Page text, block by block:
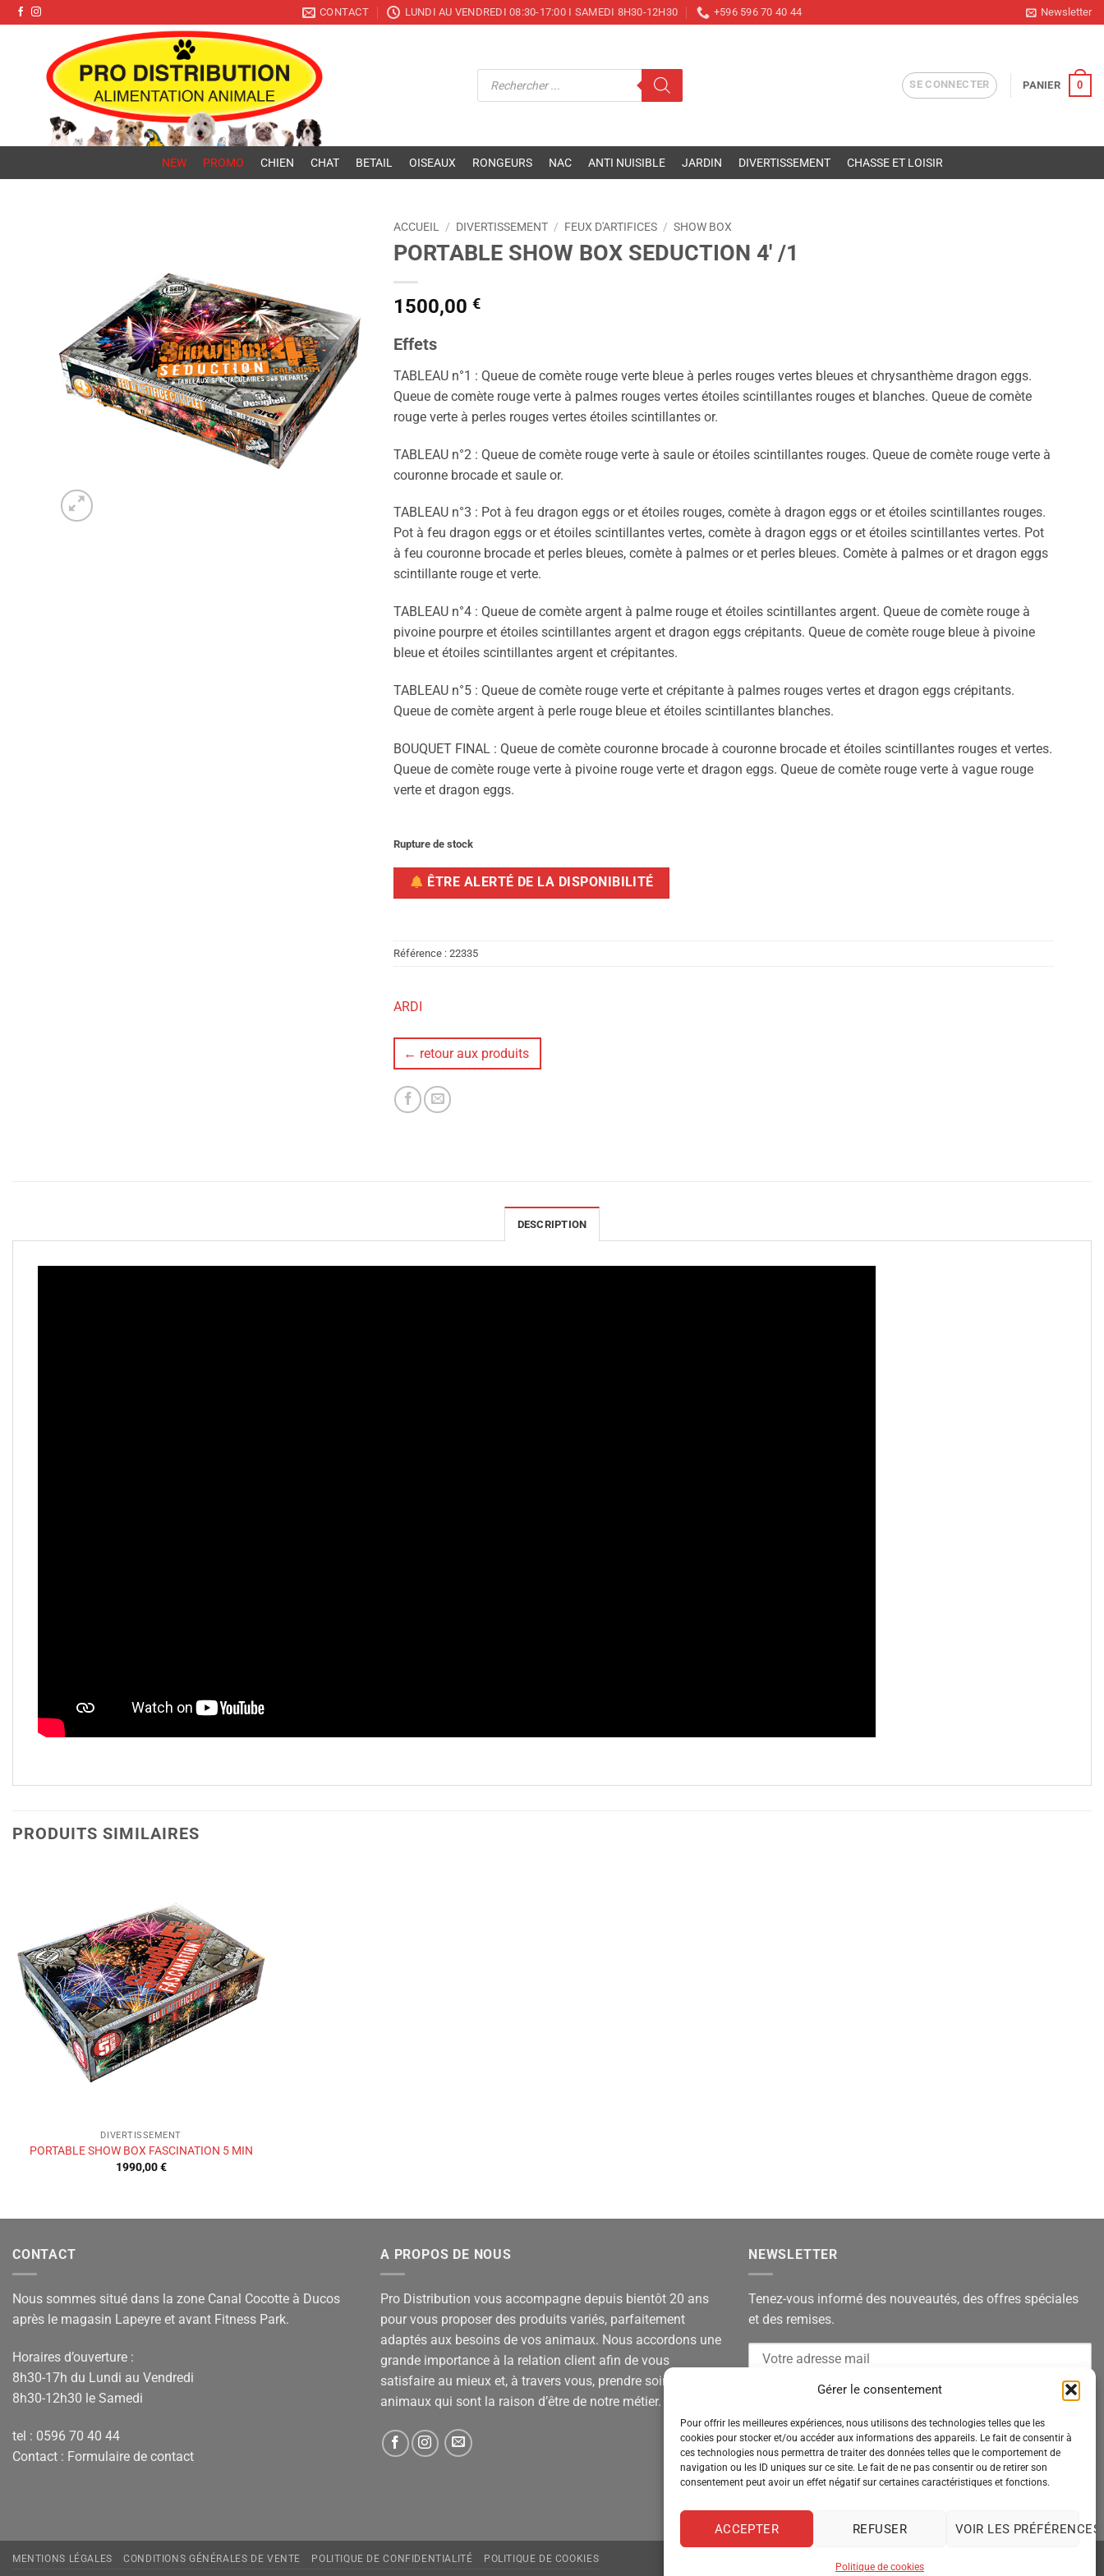
Gérer le consentement
Pour offrir les meilleures expériences, nous utilisons des technologies telles que les
cookies pour stocker et/ou accéder aux informations des appareils. Le fait de consentir à
ces technologies nous permettra de traiter des données telles que le comportement de
navigation ou les ID uniques sur ce site. Le fait de ne pas consentir ou de retirer son
consentement peut avoir un effet négatif sur certaines caractéristiques et fonctions.
ACCEPTER REFUSER VOIR LES PRÉFÉRENCES
Politique de cookies
Pro Distribution
Passer
au
CONTACT LUNDI AU VENDREDI 08:30-17:00 I SAMEDI 8H30-12H30 +596 596 70 40 44 Newsletter
Recherche
SE CONNECTER PANIER 0
NEW PROMO CHIEN CHAT BETAIL OISEAUX RONGEURS NAC ANTI NUISIBLE JARDIN DIVERTISSEMENT CHASSE ET LOISIR
souhaits
ACCUEIL / DIVERTISSEMENT / FEUX D'ARTIFICES / SHOW BOX
PORTABLE SHOW BOX SEDUCTION 4′ /1
1500,00 €
Effets
TABLEAU n°1 : Queue de comète rouge verte bleue à perles rouges vertes bleues et chrysanthème dragon eggs.
Queue de comète rouge verte à palmes rouges vertes étoiles scintillantes rouges et blanches. Queue de comète
rouge verte à perles rouges vertes étoiles scintillantes or.
TABLEAU n°2 : Queue de comète rouge verte à saule or étoiles scintillantes rouges. Queue de comète rouge verte à
couronne brocade et saule or.
TABLEAU n°3 : Pot à feu dragon eggs or et étoiles rouges, comète à dragon eggs or et étoiles scintillantes rouges.
Pot à feu dragon eggs or et étoiles scintillantes vertes, comète à dragon eggs or et étoiles scintillantes vertes. Pot
à feu couronne brocade et perles bleues, comète à palmes or et perles bleues. Comète à palmes or et dragon eggs
scintillante rouge et verte.
TABLEAU n°4 : Queue de comète argent à palme rouge et étoiles scintillantes argent. Queue de comète rouge à
pivoine pourpre et étoiles scintillantes argent et dragon eggs crépitants. Queue de comète rouge bleue à pivoine
bleue et étoiles scintillantes argent et crépitantes.
TABLEAU n°5 : Queue de comète rouge verte et crépitante à palmes rouges vertes et dragon eggs crépitants.
Queue de comète argent à perle rouge bleue et étoiles scintillantes blanches.
BOUQUET FINAL : Queue de comète couronne brocade à couronne brocade et étoiles scintillantes rouges et vertes.
Queue de comète rouge verte à pivoine rouge verte et dragon eggs. Queue de comète rouge verte à vague rouge
verte et dragon eggs.
Rupture de stock
ÊTRE ALERTÉ DE LA DISPONIBILITÉ
Référence : 22335
ARDI
← retour aux produits
DESCRIPTION
PRODUITS SIMILAIRES
souhaits
DIVERTISSEMENT
PORTABLE SHOW BOX FASCINATION 5 MIN
1990,00€
CONTACT
Nous sommes situé dans la zone Canal Cocotte à Ducos
après le magasin Lapeyre et avant Fitness Park.
Horaires d’ouverture :
8h30-17h du Lundi au Vendredi
8h30-12h30 le Samedi
tel : 0596 70 40 44
Contact : Formulaire de contact
A PROPOS DE NOUS
Pro Distribution vous accompagne depuis bientôt 20 ans
pour vous proposer des produits variés, parfaitement
adaptés aux besoins de vos animaux. Nous accordons une
grande importance à la relation client afin de vous
satisfaire au mieux et, à travers vous, prendre soin de vos
animaux qui sont la raison d’être de notre métier.
NEWSLETTER
Tenez-vous informé des nouveautés, des offres spéciales
et des remises.
MENTIONS LÉGALES CONDITIONS GÉNÉRALES DE VENTE POLITIQUE DE CONFIDENTIALITÉ POLITIQUE DE COOKIES